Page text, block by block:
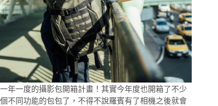
計
的
背
包，
鐵
灰
配
色
時
一年一度的攝影包開箱計畫！其實今年度也開箱了不少
個不同功能的包包了，不得不說羅賓有了相機之後就會